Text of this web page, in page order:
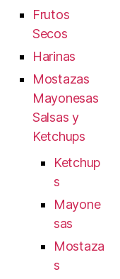
Frutos
Secos
Harinas
Mostazas
Mayonesas
Salsas y
Ketchups
Ketchup
s
Mayone
sas
Mostaza
s